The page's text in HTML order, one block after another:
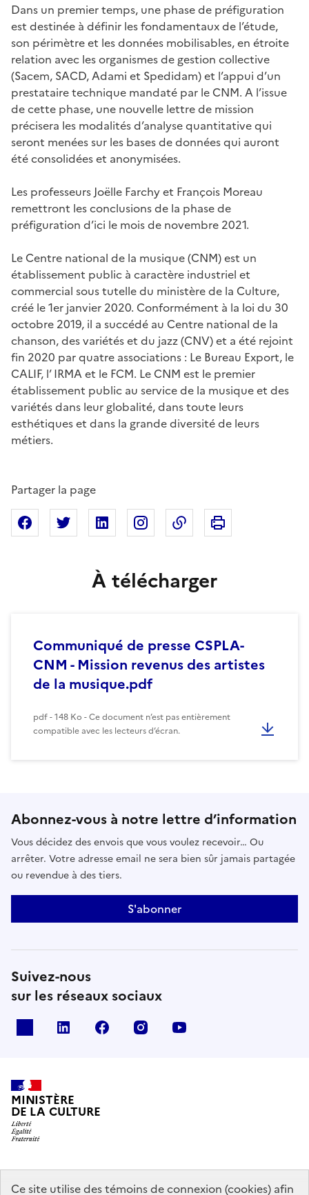
Ce site utilise des témoins de connexion (cookies) afin
Dans un premier temps, une phase de préfiguration
est destinée à définir les fondamentaux de l’étude,
son périmètre et les données mobilisables, en étroite
relation avec les organismes de gestion collective
(Sacem, SACD, Adami et Spedidam) et l’appui d’un
prestataire technique mandaté par le CNM. A l’issue
de cette phase, une nouvelle lettre de mission
précisera les modalités d’analyse quantitative qui
seront menées sur les bases de données qui auront
été consolidées et anonymisées.
Les professeurs Joëlle Farchy et François Moreau
remettront les conclusions de la phase de
préfiguration d’ici le mois de novembre 2021.
Le Centre national de la musique (CNM) est un
établissement public à caractère industriel et
commercial sous tutelle du ministère de la Culture,
créé le 1er janvier 2020. Conformément à la loi du 30
octobre 2019, il a succédé au Centre national de la
chanson, des variétés et du jazz (CNV) et a été rejoint
fin 2020 par quatre associations : Le Bureau Export, le
CALIF, l’ IRMA et le FCM. Le CNM est le premier
établissement public au service de la musique et des
variétés dans leur globalité, dans toute leurs
esthétiques et dans la grande diversité de leurs
métiers.
Partager la page
Partager sur Facebook
Partager sur XPartager sur Linkedin
Partager sur Instagram
Copier dans le
Imprimer cette
À télécharger
Communiqué de presse CSPLA-
CNM - Mission revenus des artistes
de la musique.pdf
pdf - 148 Ko - Ce document n’est pas entièrement
compatible avec les lecteurs d’écran.
Abonnez-vous à notre lettre d’information
Vous décidez des envois que vous voulez recevoir… Ou
arrêter. Votre adresse email ne sera bien sûr jamais partagée
ou revendue à des tiers.
S'abonner
Suivez-nous
sur les réseaux sociaux
linkedin facebook instagram
MINISTÈRE
DE LA CULTURE
data.gouv.fr legifrance.gouv.fr info.gouv.fr